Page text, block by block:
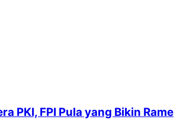
PKI, FPI Pula yang Bikin Rame